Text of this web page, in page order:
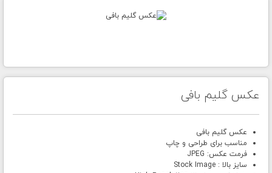
عکس گلیم بافی
عکس گلیم بافی
مناسب برای طراحی و چاپ
فرمت عکس: JPEG
سایز بالا : Stock Image